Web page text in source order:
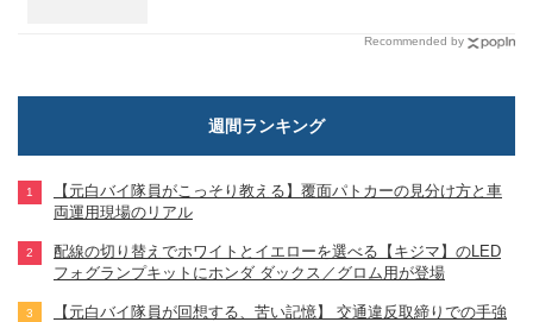
Recommended by
週間ランキング
【元白バイ隊員がこっそり教える】覆面パトカーの見分け方と車
両運用現場のリアル
配線の切り替えでホワイトとイエローを選べる【キジマ】のLED
フォグランプキットにホンダ ダックス／グロム用が登場
【元白バイ隊員が回想する、苦い記憶】 交通違反取締りでの手強